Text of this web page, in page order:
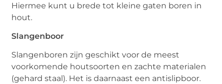
Hiermee kunt u brede tot kleine gaten boren in
hout.
Slangenboor
Slangenboren zijn geschikt voor de meest
voorkomende houtsoorten en zachte materialen
(gehard staal). Het is daarnaast een antislipboor.